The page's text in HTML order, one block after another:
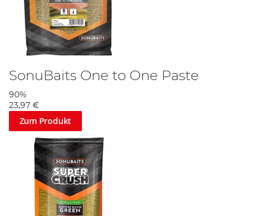
SonuBaits One to One Paste
90%
23,97 €
Zum Produkt